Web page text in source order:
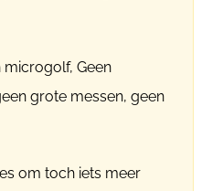
microgolf, Geen
grote messen, geen
om toch iets meer